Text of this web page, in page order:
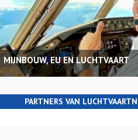
MIJNBOUW, EU EN LUCHTVAART
PARTNERS VAN